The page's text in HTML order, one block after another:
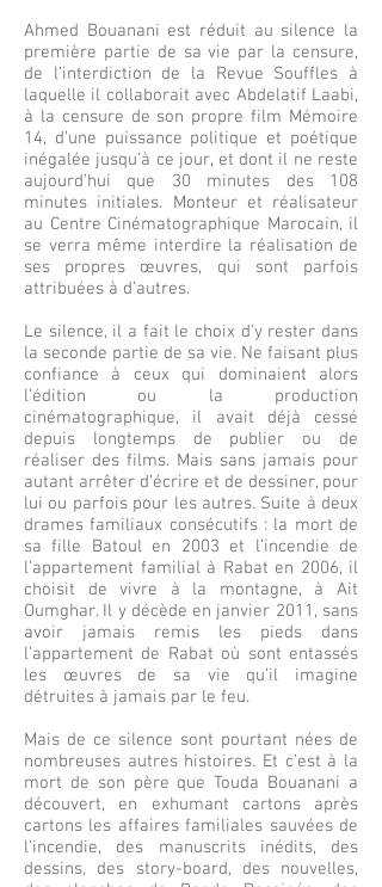
Ahmed Bouanani est réduit au silence la
première partie de sa vie par la censure,
de l’interdiction de la Revue Souffles à
laquelle il collaborait avec Abdelatif Laabi,
à la censure de son propre film Mémoire
14, d’une puissance politique et poétique
inégalée jusqu’à ce jour, et dont il ne reste
aujourd’hui que 30 minutes des 108
minutes initiales. Monteur et réalisateur
au Centre Cinématographique Marocain, il
se verra même interdire la réalisation de
ses propres œuvres, qui sont parfois
attribuées à d’autres.
Le silence, il a fait le choix d’y rester dans
la seconde partie de sa vie. Ne faisant plus
confiance à ceux qui dominaient alors
l’édition ou la production
cinématographique, il avait déjà cessé
depuis longtemps de publier ou de
réaliser des films. Mais sans jamais pour
autant arrêter d’écrire et de dessiner, pour
lui ou parfois pour les autres. Suite à deux
drames familiaux consécutifs : la mort de
sa fille Batoul en 2003 et l’incendie de
l’appartement familial à Rabat en 2006, il
choisit de vivre à la montagne, à Ait
Oumghar. Il y décède en janvier 2011, sans
avoir jamais remis les pieds dans
l’appartement de Rabat où sont entassés
les œuvres de sa vie qu’il imagine
détruites à jamais par le feu.
Mais de ce silence sont pourtant nées de
nombreuses autres histoires. Et c’est à la
mort de son père que Touda Bouanani a
découvert, en exhumant cartons après
cartons les affaires familiales sauvées de
l’incendie, des manuscrits inédits, des
dessins, des story-board, des nouvelles,